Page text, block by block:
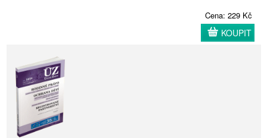
Cena: 229 Kč
KOUPIT